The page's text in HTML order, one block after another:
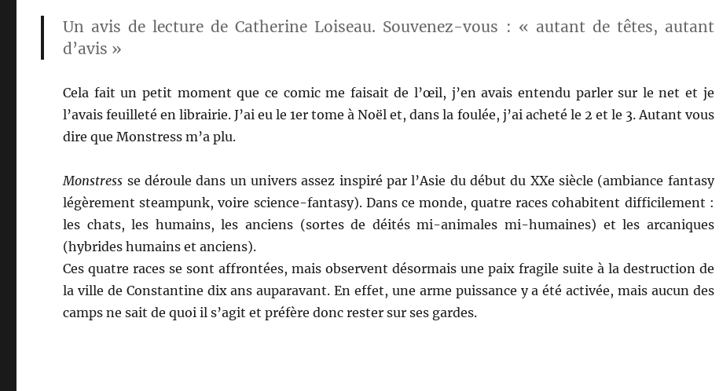
Un avis de lecture de Catherine Loiseau. Souvenez-vous : « autant de têtes, autant
d’avis »
Cela fait un petit moment que ce comic me faisait de l’œil, j’en avais entendu parler sur le net et je
l’avais feuilleté en librairie. J’ai eu le 1er tome à Noël et, dans la foulée, j’ai acheté le 2 et le 3. Autant vous
dire que Monstress m’a plu.
Monstress se déroule dans un univers assez inspiré par l’Asie du début du XXe siècle (ambiance fantasy
légèrement steampunk, voire science-fantasy). Dans ce monde, quatre races cohabitent difficilement :
les chats, les humains, les anciens (sortes de déités mi-animales mi-humaines) et les arcaniques
(hybrides humains et anciens).
Ces quatre races se sont affrontées, mais observent désormais une paix fragile suite à la destruction de
la ville de Constantine dix ans auparavant. En effet, une arme puissance y a été activée, mais aucun des
camps ne sait de quoi il s’agit et préfère donc rester sur ses gardes.